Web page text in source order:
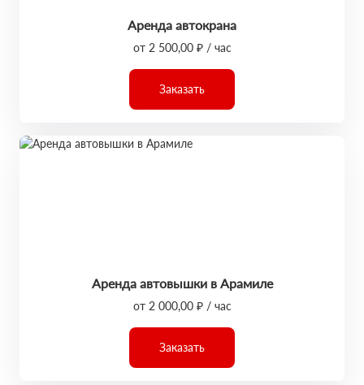
Аренда автокрана
от 2 500,00 ₽ / час
Заказать
Аренда автовышки в Арамиле
от 2 000,00 ₽ / час
Заказать